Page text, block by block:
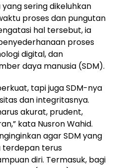
sering dikeluhkan
proses dan pungutan
hal tersebut, ia
proses
digital, dan
daya manusia (SDM).
tapi juga SDM-nya
dan integritasnya.
akurat, prudent,
kata Nusron Wahid.
agar SDM yang
terdepan terus
diri. Termasuk, bagi